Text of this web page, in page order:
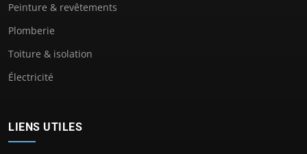
Peinture & revêtements
Plomberie
Toiture & isolation
Électricité
LIENS UTILES